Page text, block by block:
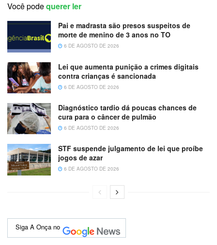
Você podequerer ler
Pai e madrasta são presos suspeitos de
morte de menino de 3 anos no TO
6 DE AGOSTO DE 2026
Lei que aumenta punição a crimes digitais
contra crianças é sancionada
6 DE AGOSTO DE 2026
Diagnóstico tardio dá poucas chances de
cura para o câncer de pulmão
6 DE AGOSTO DE 2026
STF suspende julgamento de lei que proíbe
jogos de azar
6 DE AGOSTO DE 2026
Siga A Onça no